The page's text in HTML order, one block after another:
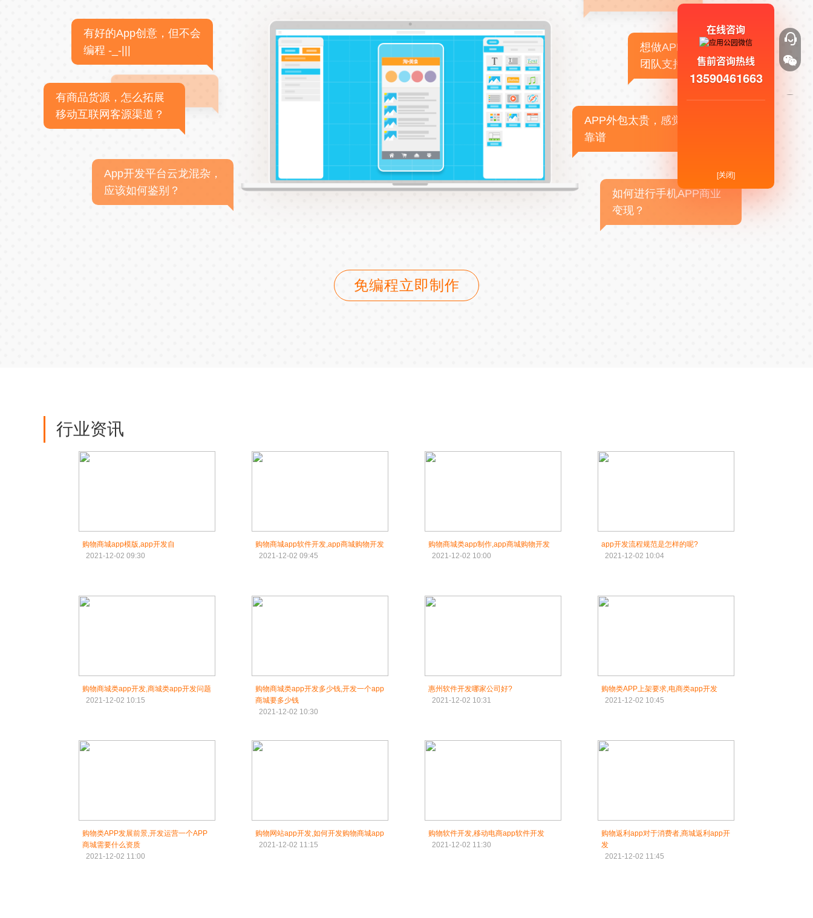
有好的App创意，但不会
编程 -_-|||
有商品货源，怎么拓展
移动互联网客源渠道？
App开发平台云龙混杂，
应该如何鉴别？
想做APP，但没有技术
团队支持
APP外包太贵，感觉不
靠谱
如何进行手机APP商业
变现？
免编程立即制作
行业资讯
购物商城app模版,app开发自
2021-12-02 09:30
购物商城app软件开发,app商城购物开发
2021-12-02 09:45
购物商城类app制作,app商城购物开发
2021-12-02 10:00
app开发流程规范是怎样的呢?
2021-12-02 10:04
购物商城类app开发,商城类app开发问题
2021-12-02 10:15
购物商城类app开发多少钱,开发一个app
商城要多少钱
2021-12-02 10:30
惠州软件开发哪家公司好?
2021-12-02 10:31
购物类APP上架要求,电商类app开发
2021-12-02 10:45
购物类APP发展前景,开发运营一个APP
商城需要什么资质
2021-12-02 11:00
购物网站app开发,如何开发购物商城app
2021-12-02 11:15
购物软件开发,移动电商app软件开发
2021-12-02 11:30
购物返利app对于消费者,商城返利app开
发
2021-12-02 11:45
在线咨询
售前咨询热线
13590461663
[关闭]